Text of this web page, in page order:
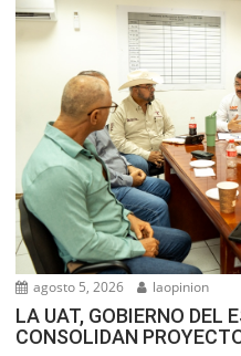
agosto 5, 2026 laopinion
LA UAT, GOBIERNO DEL
CONSOLIDAN